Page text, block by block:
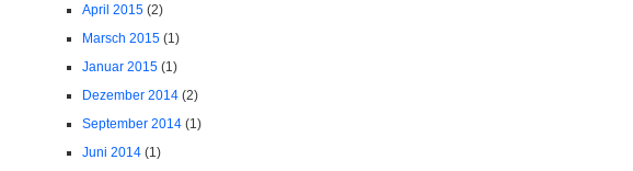
April 2015(2)
Marsch 2015(1)
Januar 2015(1)
Dezember 2014(2)
September 2014(1)
Juni 2014(1)